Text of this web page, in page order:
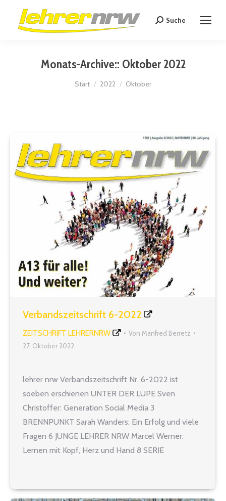
Search:
Suche
Monats-Archive:: Oktober 2022
Sie befinden sich hier:
Start 2022 Oktober
Verbandszeitschrift 6-2022
ZEITSCHRIFT LEHRERNRW Von Manfred Berretz
27. Oktober 2022
lehrer nrw Verbandszeitschrift Nr. 6-2022 ist
soeben erschienen UNTER DER LUPE Sven
Christoffer: Generation Social Media 3
BRENNPUNKT Sarah Wanders: Ein Erfolg und viele
Fragen 6 JUNGE LEHRER NRW Marcel Werner:
Lernen mit Kopf, Herz und Hand 8 SERIE
durch« 10 TITEL Lehrkräftemangel: Gravierende